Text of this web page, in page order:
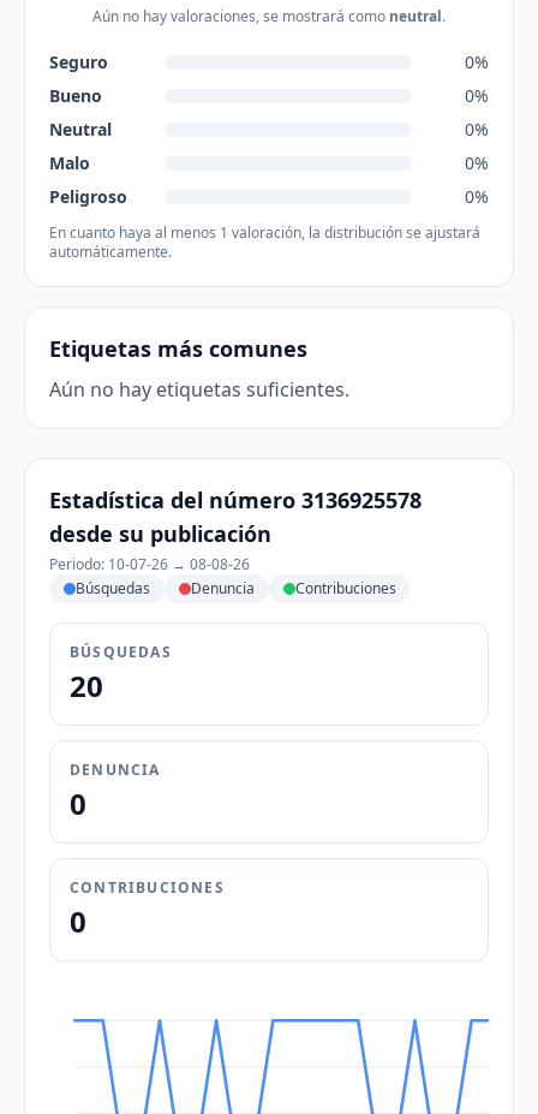
Aún no hay valoraciones, se mostrará como neutral.
Seguro
0%
Bueno
0%
Neutral
0%
Malo
0%
Peligroso
0%
En cuanto haya al menos 1 valoración, la distribución se ajustará
automáticamente.
Etiquetas más comunes
Aún no hay etiquetas suficientes.
Estadística del número 3136925578
desde su publicación
Periodo: 10-07-26 → 08-08-26
Búsquedas
Denuncia Contribuciones
BÚSQUEDAS
20
DENUNCIA
0
CONTRIBUCIONES
0